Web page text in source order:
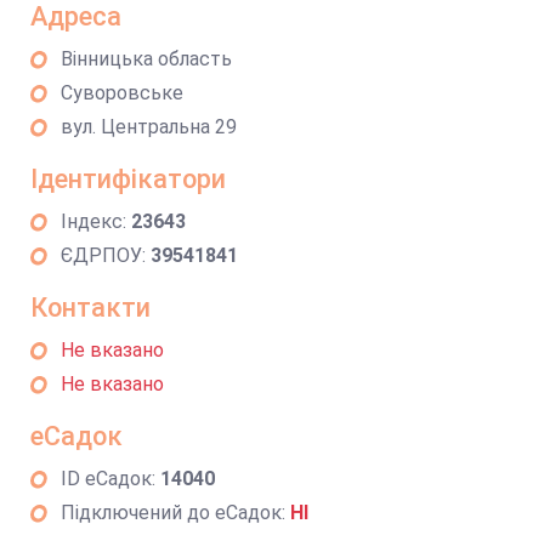
Адреса
Вінницька область
Суворовське
вул. Центральна 29
Ідентифікатори
Індекс: 23643
ЄДРПОУ: 39541841
Контакти
Не вказано
Не вказано
еСадок
ID еСадок: 14040
Підключений до еСадок: НІ